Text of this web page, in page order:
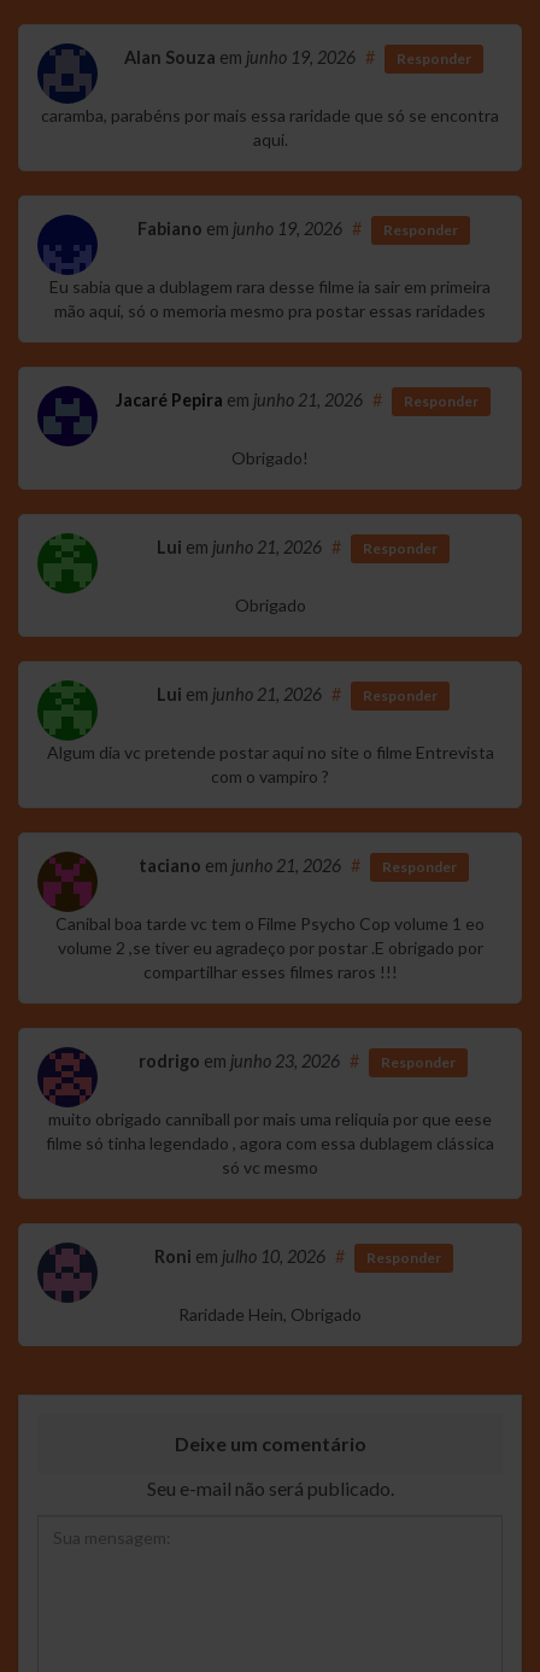
Alan Souza em junho 19, 2026 # Responder
caramba, parabéns por mais essa raridade que só se encontra
aqui.
Fabiano em junho 19, 2026 # Responder
Eu sabia que a dublagem rara desse filme ia sair em primeira
mão aqui, só o memoria mesmo pra postar essas raridades
Jacaré Pepira em junho 21, 2026 # Responder
Obrigado!
Lui em junho 21, 2026 # Responder
Obrigado
Lui em junho 21, 2026 # Responder
Algum dia vc pretende postar aqui no site o filme Entrevista
com o vampiro ?
taciano em junho 21, 2026 # Responder
Canibal boa tarde vc tem o Filme Psycho Cop volume 1 eo
volume 2 ,se tiver eu agradeço por postar .E obrigado por
compartilhar esses filmes raros !!!
rodrigo em junho 23, 2026 # Responder
muito obrigado canniball por mais uma reliquia por que eese
filme só tinha legendado , agora com essa dublagem clássica
só vc mesmo
Roni em julho 10, 2026 # Responder
Raridade Hein, Obrigado
Deixe um comentário
Seu e-mail não será publicado.